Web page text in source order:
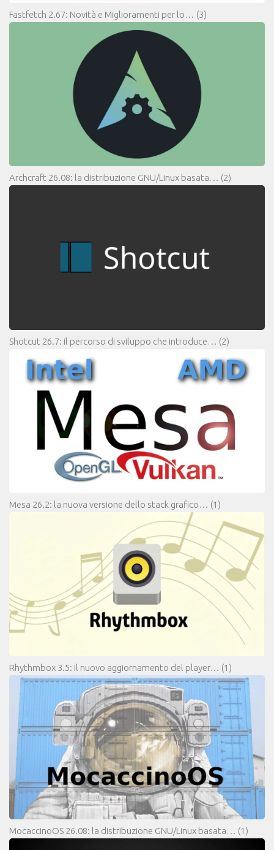
Fastfetch 2.67: Novità e Miglioramenti per lo… (3)
Archcraft 26.08: la distribuzione GNU/Linux basata… (2)
Shotcut 26.7: il percorso di sviluppo che introduce… (2)
Mesa 26.2: la nuova versione dello stack grafico… (1)
Rhythmbox 3.5: il nuovo aggiornamento del player… (1)
MocaccinoOS 26.08: la distribuzione GNU/Linux basata… (1)